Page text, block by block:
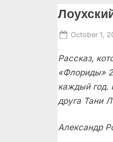
Posted
October 1,
Рассказ,
«Флориды»
каждый год.
друга Тани
Александр